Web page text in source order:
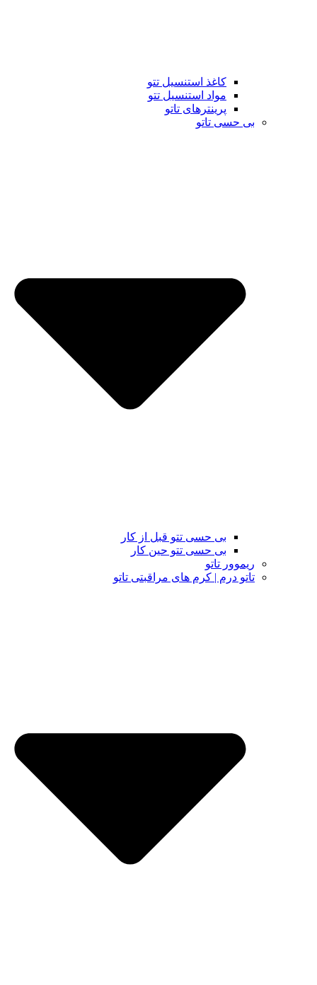
کاغذ استنسیل تتو
مواد استنسیل تتو
پرینترهای تاتو
بی حسی تاتو
بی حسی تتو قبل از کار
بی حسی تتو حین کار
ریموور تاتو
تاتو درم | کرم های مراقبتی تاتو